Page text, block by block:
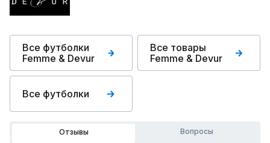
Все футболки
Femme & Devur
Все товары
Femme & Devur
Все футболки
Отзывы Вопросы